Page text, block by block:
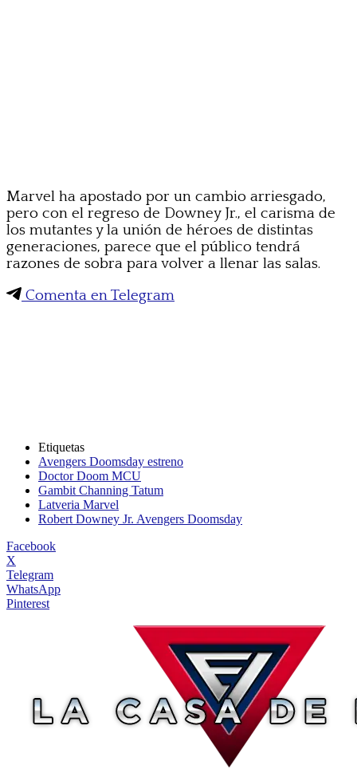
Marvel ha apostado por un cambio arriesgado,
pero con el regreso de Downey Jr., el carisma de
los mutantes y la unión de héroes de distintas
generaciones, parece que el público tendrá
razones de sobra para volver a llenar las salas.
Comenta en Telegram
Etiquetas
Avengers Doomsday estreno
Doctor Doom MCU
Gambit Channing Tatum
Latveria Marvel
Robert Downey Jr. Avengers Doomsday
Facebook
X
Telegram
WhatsApp
Pinterest